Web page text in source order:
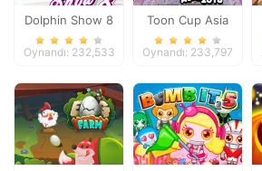
Dolphin Show 8
Oynandı: 232,533
Toon Cup Asia
Pacific 2018
Oynandı: 233,797